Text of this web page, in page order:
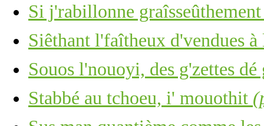
Si j'rabillonne
Siêthant l'faîtheux d'vendues
Souos l'nouoyi, des g'zettes
Stabbé au tchoeu, i' mouothit